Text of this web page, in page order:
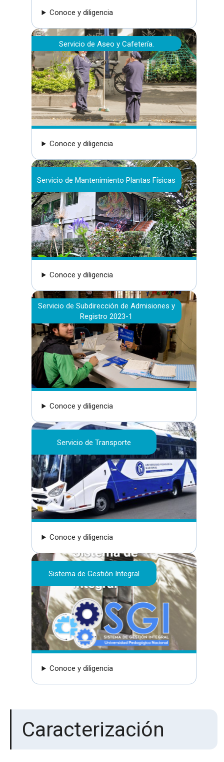
Conoce y diligencia
Servicio de Aseo y Cafetería.
Conoce y diligencia
Servicio de Mantenimiento Plantas Físicas
Conoce y diligencia
Servicio de Subdirección de Admisiones y
Registro 2023-1
Conoce y diligencia
Servicio de Transporte
Conoce y diligencia
Sistema de Gestión Integral
Conoce y diligencia
Caracterización